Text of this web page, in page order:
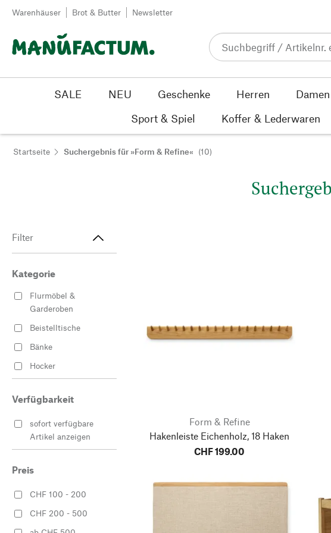
Zum Inhalt springen
Warenhäuser Brot & Butter Newsletter
SALE NEU Geschenke Herren Damen
Sport & Spiel
Koffer & Lederwaren
Startseite Suchergebnis für »Form & Refine« (10)
Filter
Kategorie
Flurmöbel &
Garderoben
Beistelltische
Bänke
Hocker
Kommoden
Leitern
Spiegel
Verfügbarkeit
sofort verfügbare
Artikel anzeigen
Preis
CHF 100 - 200
CHF 200 - 500
Form & Refine
Hakenleiste Eichenholz, 18 Haken
CHF 199.00